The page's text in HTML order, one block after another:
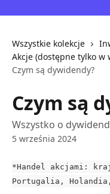
Wszystkie kolekcje
Akcje (dostępne tylko w
Czym są dywidendy?
Czym są
Wszystko o
5 września 2024
*Handel akcjami:
Portugalia, Holandia,